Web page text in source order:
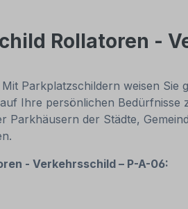
Rollatoren -
Parkplatzschildern weisen
Ihre persönlichen
der Städte,
- Verkehrsschild – P-A-06: